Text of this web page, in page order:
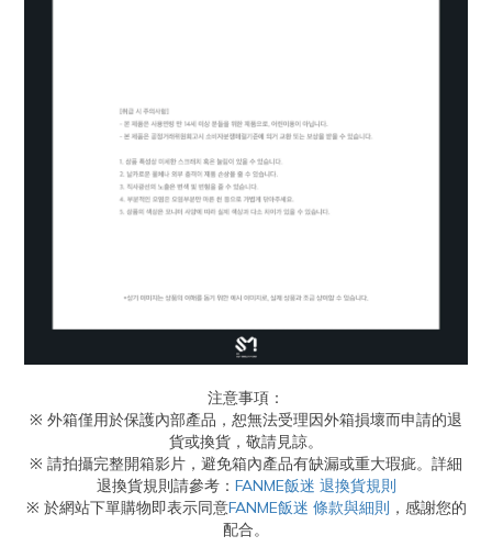
注意事項：
※ 外箱僅用於保護內部產品，恕無法受理因外箱損壞而申請的退
貨或換貨，敬請見諒。
※ 請拍攝完整開箱影片，避免箱內產品有缺漏或重大瑕疵。詳細
退換貨規則請參考： FANME飯迷 退換貨規則
※ 於網站下單購物即表示同意FANME飯迷 條款與細則 ，感謝您的
配合。